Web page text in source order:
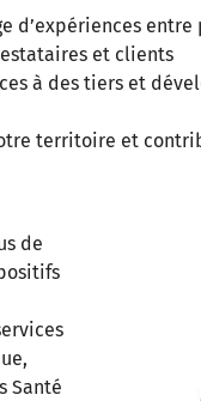
d’expériences entre
et clients
à des tiers et
territoire et
de
Santé